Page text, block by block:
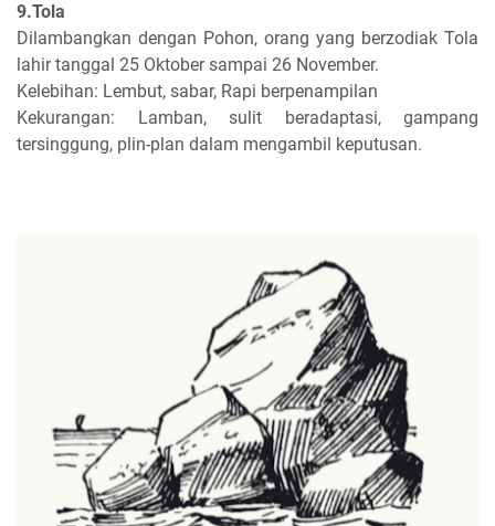
9.Tola
Dilambangkan dengan Pohon, orang yang berzodiak Tola
lahir tanggal 25 Oktober sampai 26 November.
Kelebihan: Lembut, sabar, Rapi berpenampilan
Kekurangan: Lamban, sulit beradaptasi, gampang
tersinggung, plin-plan dalam mengambil keputusan.